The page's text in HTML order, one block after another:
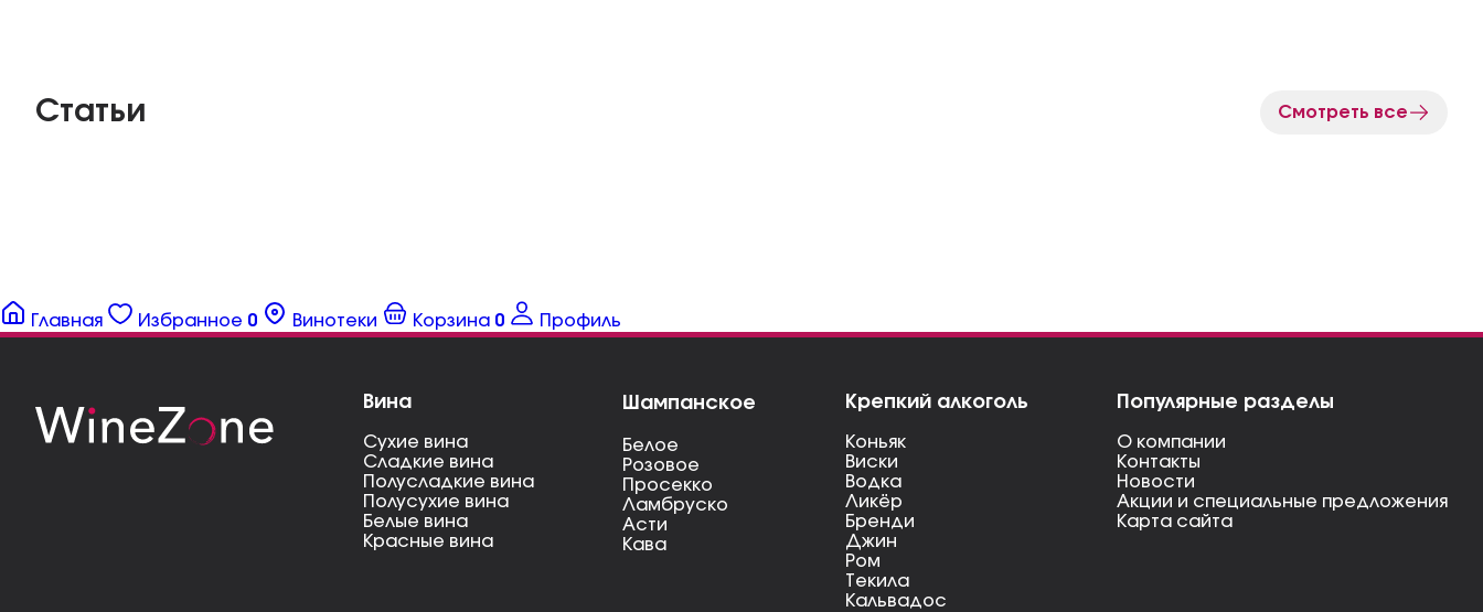
Статьи Смотреть все
Главная Избранное 0 Винотеки Корзина 0 Профиль
Вина
Сухие вина
Сладкие вина
Полусладкие вина
Полусухие вина
Белые вина
Красные вина
Шампанское
Белое
Розовое
Просекко
Ламбруско
Асти
Кава
Крепкий алкоголь
Коньяк
Виски
Водка
Ликёр
Бренди
Джин
Ром
Текила
Кальвадос
Популярные разделы
О компании
Контакты
Новости
Акции и специальные предложения
Карта сайта